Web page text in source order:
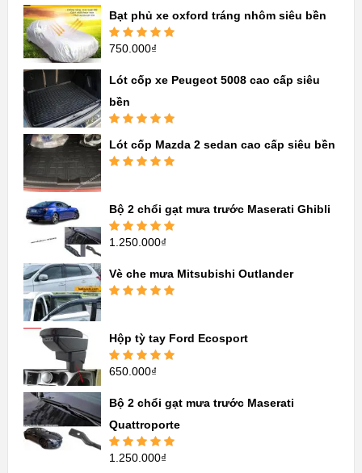
Bạt phủ xe oxford tráng nhôm siêu bền
Được xếp
750.000₫
Lót cốp xe Peugeot 5008 cao cấp siêu
bền
hạng5.005
sao
Lót cốp Mazda 2 sedan cao cấp siêu bền
Bộ 2 chổi gạt mưa trước Maserati Ghibli
Được xếp
1.250.000₫
Vè che mưa Mitsubishi Outlander
Hộp tỳ tay Ford Ecosport
Được xếp
650.000₫
Bộ 2 chổi gạt mưa trước Maserati
Quattroporte
Được xếp
1.250.000₫